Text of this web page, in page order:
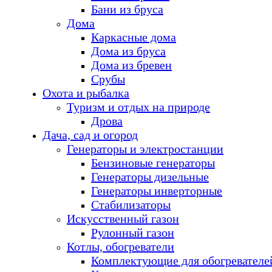
Бани из бруса
Дома
Каркасные дома
Дома из бруса
Дома из бревен
Срубы
Охота и рыбалка
Туризм и отдых на природе
Дрова
Дача, сад и огород
Генераторы и электростанции
Бензиновые генераторы
Генераторы дизельные
Генераторы инверторные
Стабилизаторы
Искусственный газон
Рулонный газон
Котлы, обогреватели
Комплектующие для